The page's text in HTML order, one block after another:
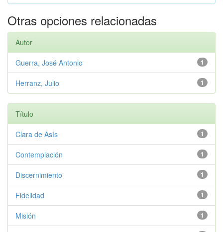
Otras opciones relacionadas
Autor
1
Guerra, José Antonio
1
Herranz, Julio
Título
1
Clara de Asís
1
Contemplación
1
Discernimiento
1
Fidelidad
1
Misión